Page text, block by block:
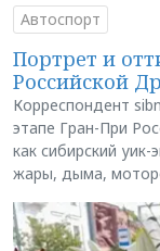
Автоспорт
Портрет и
Российской
Корреспондент
этапе Гран-При
как сибирский
жары, дыма,